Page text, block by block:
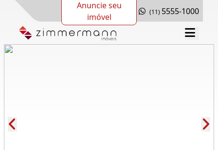
Anuncie seu
imóvel
(11) 5555-1000